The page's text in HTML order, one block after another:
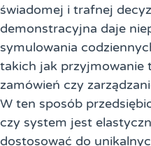
świadomej i trafnej
demonstracyjna daje
symulowania
takich jak przyjmowanie
zamówień czy
W ten sposób
czy system jest
dostosować do